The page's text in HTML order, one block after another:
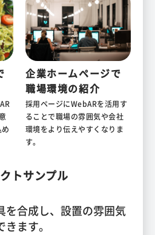
企業ホームページで
職場環境の紹介
採用ページにWebARを活用す
ることで職場の雰囲気や会社
環境をより伝えやすくなりま
す。
トサンプル
を合成し、設置の雰囲気
ます。